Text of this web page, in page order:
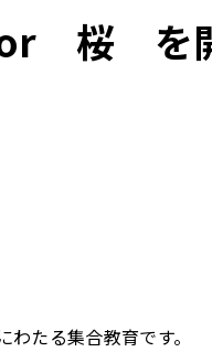
桜 を
たる集合教育です。